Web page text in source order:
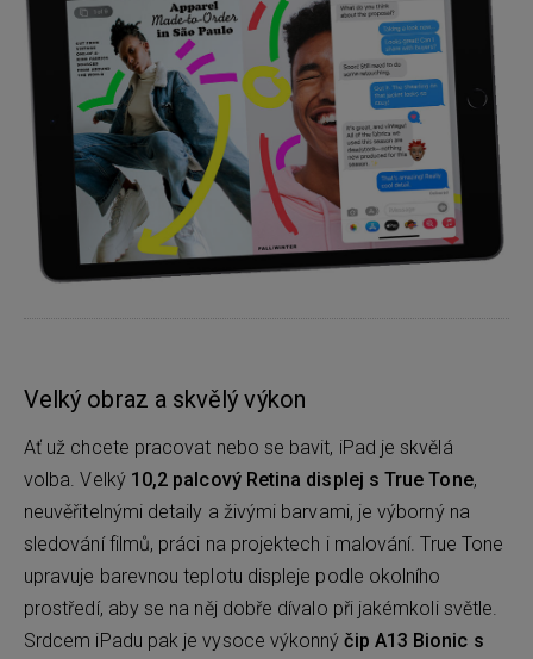
Velký obraz a skvělý výkon
Ať už chcete pracovat nebo se bavit, iPad je skvělá
volba. Velký 10,2 palcový Retina displej s True Tone,
neuvěřitelnými detaily a živými barvami, je výborný na
sledování filmů, práci na projektech i malování. True Tone
upravuje barevnou teplotu displeje podle okolního
prostředí, aby se na něj dobře dívalo při jakémkoli světle.
Srdcem iPadu pak je vysoce výkonnýčip A13 Bionic s